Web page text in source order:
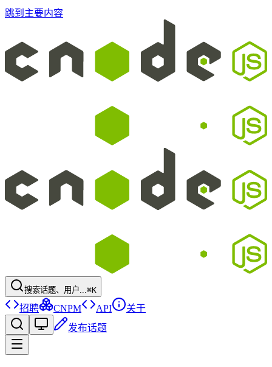
跳到主要内容
搜索话题、用户...⌘K
招聘 CNPM API
关于
发布话题